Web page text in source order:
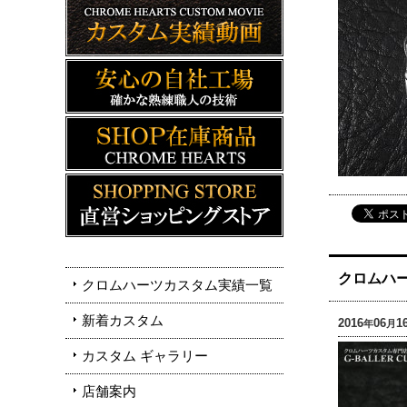
クロムハーツカスタム実績一覧
新着カスタム
カスタム ギャラリー
店舗案内
クロムハ
2016年06月